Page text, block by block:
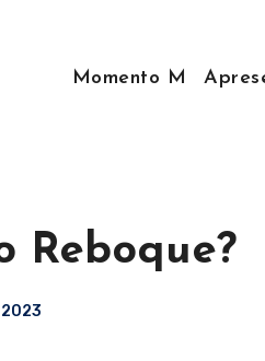
Momento M
Reboque?
2023